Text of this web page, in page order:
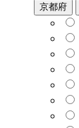
京都府